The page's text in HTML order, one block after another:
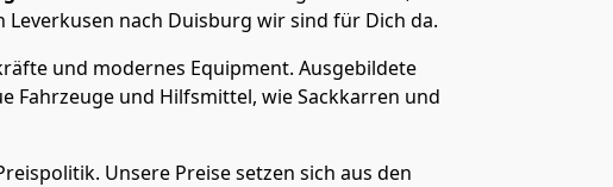
Leverkusen nach Duisburg wir sind für Dich da.
und modernes Equipment. Ausgebildete
Fahrzeuge und Hilfsmittel, wie Sackkarren und
Unsere Preise setzen sich aus den